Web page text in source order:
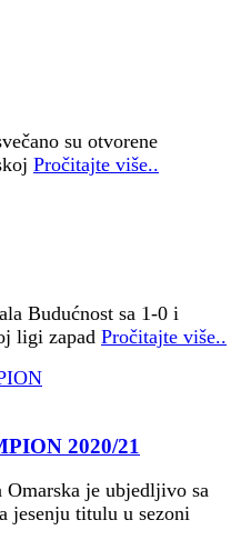
su otvorene
Pročitajte više..
Budućnost sa 1-0 i
ligi zapad Pročitajte više..
2020/21
je ubjedljivo sa
jesenju titulu u sezoni